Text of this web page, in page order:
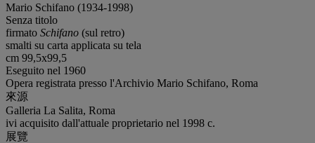
Mario Schifano (1934-1998)
Senza titolo
firmato Schifano (sul retro)
smalti su carta applicata su tela
cm 99,5x99,5
Eseguito nel 1960
Opera registrata presso l'Archivio Mario Schifano, Roma
來源
Galleria La Salita, Roma
ivi acquisito dall'attuale proprietario nel 1998 c.
展覽